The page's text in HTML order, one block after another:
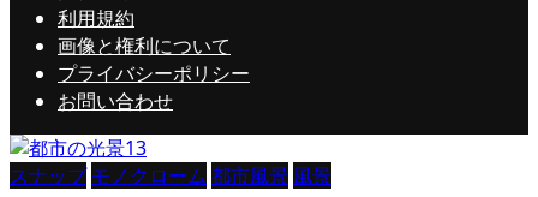
利用規約
画像と権利について
プライバシーポリシー
お問い合わせ
スナップ モノクローム 都市風景 風景